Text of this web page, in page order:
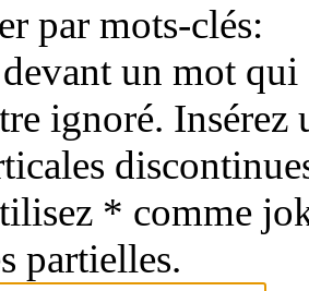
par mots-clés:
devant un mot
ignoré. Insérez
* comme
partielles.